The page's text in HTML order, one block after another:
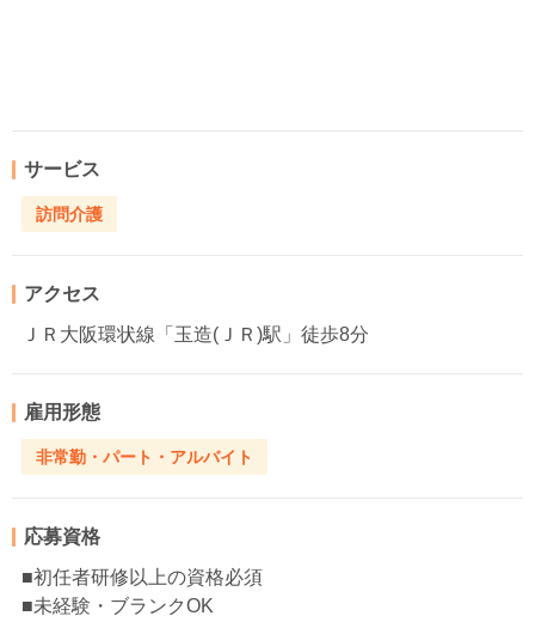
サービス
訪問介護
アクセス
ＪＲ大阪環状線「玉造(ＪＲ)駅」徒歩8分
雇用形態
非常勤・パート・アルバイト
応募資格
■初任者研修以上の資格必須
■未経験・ブランクOK